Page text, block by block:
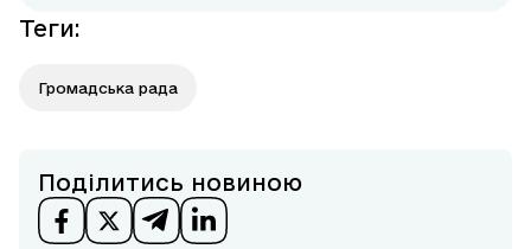
Теги:
Громадська рада
Поділитись новиною